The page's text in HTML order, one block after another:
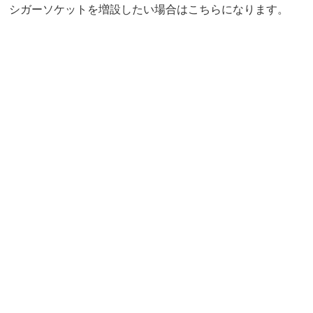
シガーソケットを増設したい場合はこちらになります。